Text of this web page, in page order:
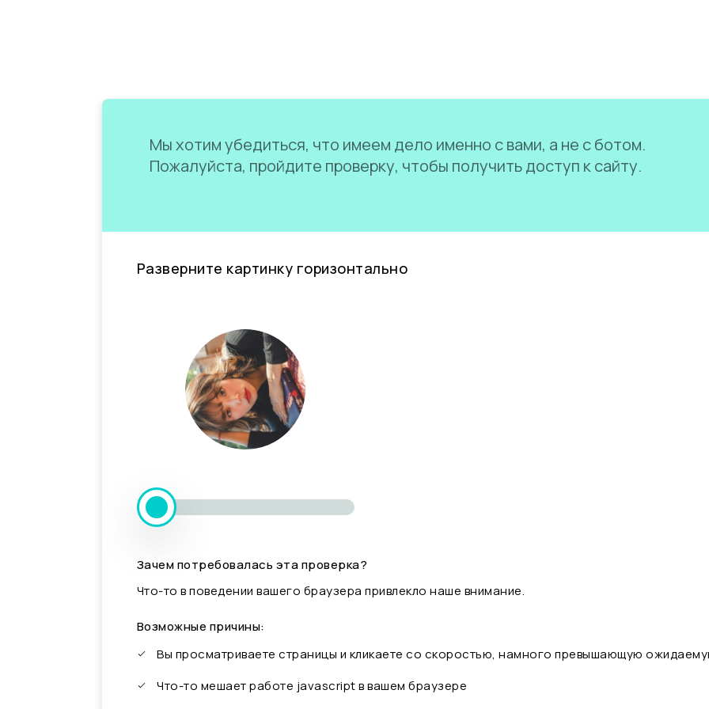
Мы хотим убедиться, что имеем дело именно с вами, а не с ботом.
Пожалуйста, пройдите проверку, чтобы получить доступ к сайту.
Разверните картинку горизонтально
Зачем потребовалась эта проверка?
Что-то в поведении вашего браузера привлекло наше внимание.
Возможные причины:
Вы просматриваете страницы и кликаете со скоростью, намного превышающую
Что-то мешает работе javascript в вашем браузере